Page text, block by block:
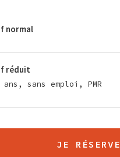
normal
réduit
ans, sans emploi, PMR
JE RÉSERVE